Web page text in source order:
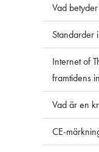
Vad
Standarder
Internet of
framtidens
Vad är en
CE-